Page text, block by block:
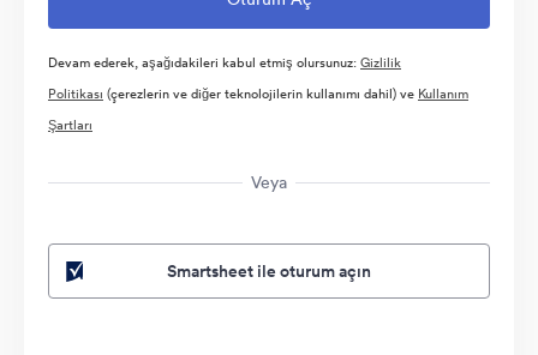
Devam ederek, aşağıdakileri kabul etmiş olursunuz:Gizlilik
Politikası (çerezlerin ve diğer teknolojilerin kullanımı dahil) ve Kullanım
Şartları
Veya
Smartsheet ile oturum açın